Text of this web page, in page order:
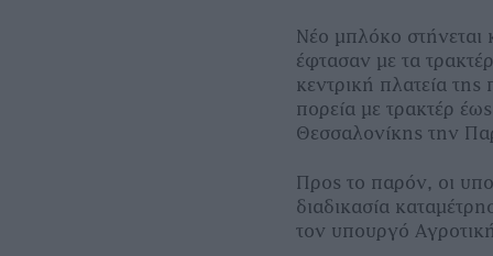
Νέο μπλόκο
έφτασαν με τα
κεντρική πλατεία της
πορεία με τρακτέρ
Θεσσαλονίκης την
Προς το παρόν, οι
διαδικασία
τον υπουργό